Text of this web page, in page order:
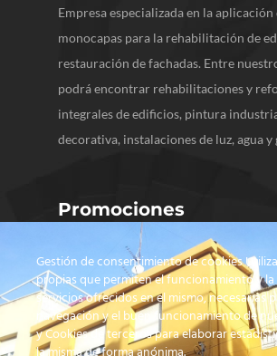
Empresa especializada en la aplicación
monocapas para la rehabilitación de
restauración de fachadas. Entre
podrá encontrar rehabilitaciones y
integrales de edificios, pintura
decorativa, instalaciones de luz, agua y
Promociones
Gestión de consentimiento de cookies
propias que permiten el funcionamiento y
servicios ofrecidos en el mismo, necesarias
navegación y el buen funcionamiento de
y Cookies de terceros para elaborar